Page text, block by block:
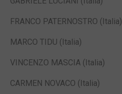
FRANCO PATERNOSTRO (Italia)
MARCO TIDU (Italia)
VINCENZO MASCIA (Italia)
CARMEN NOVACO (Italia)